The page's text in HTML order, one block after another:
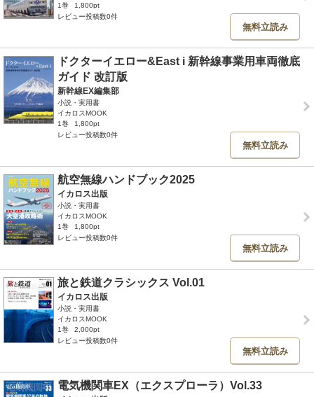
1巻
1,800pt
レビュー投稿数0件
無料立読み
ドクターイエロー&East i 新幹線事業用車両徹底
ガイド 改訂版
新幹線EX編集部
小説・実用書
イカロスMOOK
1巻
1,800pt
レビュー投稿数0件
無料立読み
航空無線ハンドブック2025
イカロス出版
小説・実用書
イカロスMOOK
1巻
1,800pt
レビュー投稿数0件
無料立読み
旅と鉄道クラシックス Vol.01
イカロス出版
小説・実用書
イカロスMOOK
1巻
2,000pt
レビュー投稿数0件
無料立読み
電気機関車EX（エクスプローラ）Vol.33